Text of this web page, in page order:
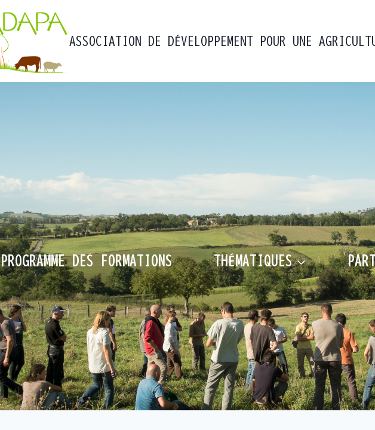
ASSOCIATION DE DÉVELOPPEMENT POUR UNE
PROGRAMME DES FORMATIONS THÉMATIQUES